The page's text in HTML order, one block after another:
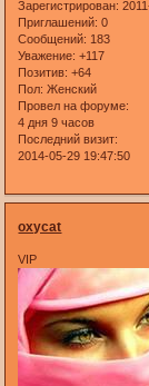
Зарегистрирован:
Приглашений: 0
Сообщений: 183
Уважение: +117
Позитив: +64
Пол: Женский
Провел на форуме:
4 дня 9 часов
Последний визит:
2014-05-29 19:47:50
oxycat
VIP